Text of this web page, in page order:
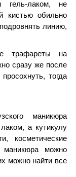
гель-лаком, не
кистью обильно
линию,
трафареты на
сразу же после
тогда
маникюра
а кутикулу
косметические
маникюра можно
можно найти все